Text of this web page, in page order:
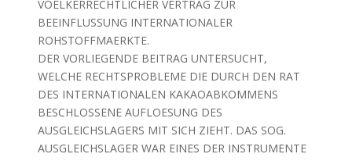
VOELKERRECHTLICHER VERTRAG ZUR
BEEINFLUSSUNG INTERNATIONALER
ROHSTOFFMAERKTE.
DER VORLIEGENDE BEITRAG UNTERSUCHT,
WELCHE RECHTSPROBLEME DIE DURCH DEN RAT
DES INTERNATIONALEN KAKAOABKOMMENS
BESCHLOSSENE AUFLOESUNG DES
AUSGLEICHSLAGERS MIT SICH ZIEHT. DAS SOG.
AUSGLEICHSLAGER WAR EINES DER INSTRUMENTE